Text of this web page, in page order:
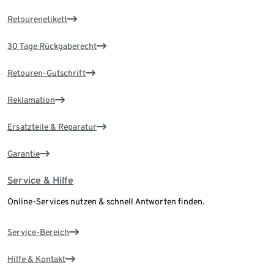
Retourenetikett
30 Tage Rückgaberecht
Retouren-Gutschrift
Reklamation
Ersatzteile & Reparatur
Garantie
Service & Hilfe
Online-Services nutzen & schnell Antworten finden.
Service-Bereich
Hilfe & Kontakt